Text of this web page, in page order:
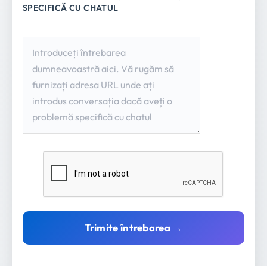
SPECIFICĂ CU CHATUL
Trimite întrebarea →